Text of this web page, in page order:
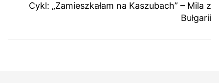
Cykl: „Zamieszkałam na Kaszubach” – Mila z
Bułgarii